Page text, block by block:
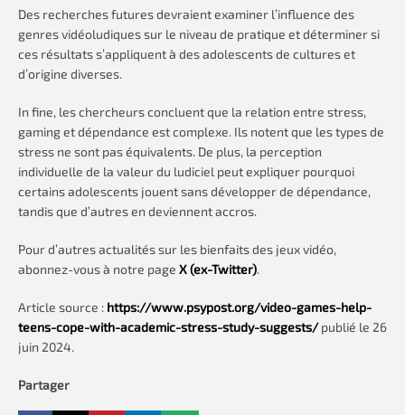
Des recherches futures devraient examiner l’influence des
genres vidéoludiques sur le niveau de pratique et déterminer si
ces résultats s’appliquent à des adolescents de cultures et
d’origine diverses.
In fine, les chercheurs concluent que la relation entre stress,
gaming et dépendance est complexe. Ils notent que les types de
stress ne sont pas équivalents. De plus, la perception
individuelle de la valeur du ludiciel peut expliquer pourquoi
certains adolescents jouent sans développer de dépendance,
tandis que d’autres en deviennent accros.
Pour d’autres actualités sur les bienfaits des jeux vidéo,
abonnez-vous à notre page X (ex-Twitter).
Article source : https://www.psypost.org/video-games-help-
teens-cope-with-academic-stress-study-suggests/publié le 26
juin 2024.
Partager